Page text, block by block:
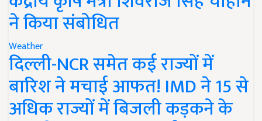
ने किया संबोधित
Weather
दिल्ली-NCR समेत कई राज्यों में
बारिश ने मचाई आफत! IMD ने 15 से
अधिक राज्यों में बिजली कड़कने के